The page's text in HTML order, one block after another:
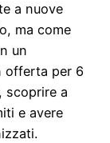
a nuove
ma come
un
offerta per 6
scoprire a
e avere